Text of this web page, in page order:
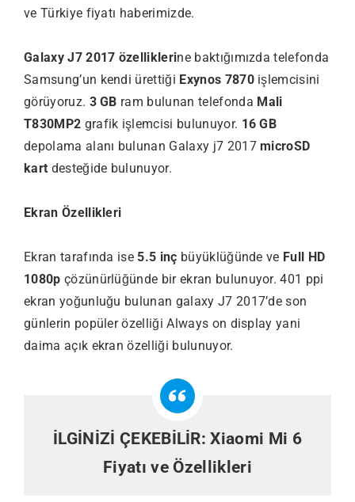
ve Türkiye fiyatı haberimizde.
Galaxy J7 2017 özelliklerine baktığımızda telefonda
Samsung’un kendi ürettiği Exynos 7870işlemcisini
görüyoruz. 3 GB ram bulunan telefonda Mali
T830MP2 grafik işlemcisi bulunuyor. 16 GB
depolama alanı bulunan Galaxy j7 2017microSD
kart desteğide bulunuyor.
Ekran Özellikleri
Ekran tarafında ise 5.5 inç büyüklüğünde ve Full HD
1080p çözünürlüğünde bir ekran bulunuyor. 401 ppi
ekran yoğunluğu bulunan galaxy J7 2017’de son
günlerin popüler özelliği Always on display yani
daima açık ekran özelliği bulunuyor.
İLGİNİZİ ÇEKEBİLİR:Xiaomi Mi 6
Fiyatı ve Özellikleri